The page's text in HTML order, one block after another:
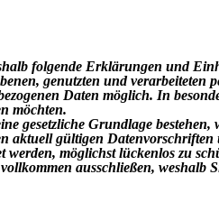
folgende Erklärungen und
genutzten und verarbeiteten
Daten möglich. In
möchten.
gesetzliche Grundlage
aktuell gültigen
möglichst lückenlos zu
ausschließen, weshalb